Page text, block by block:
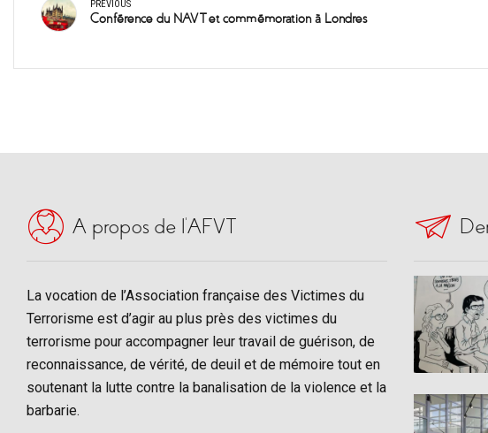
PREVIOUS
Conférence du NAVT et commémoration à Londres
A propos de l’AFVT
La vocation de l’Association française des Victimes du
Terrorisme est d’agir au plus près des victimes du
terrorisme pour accompagner leur travail de guérison, de
reconnaissance, de vérité, de deuil et de mémoire tout en
soutenant la lutte contre la banalisation de la violence et la
barbarie.